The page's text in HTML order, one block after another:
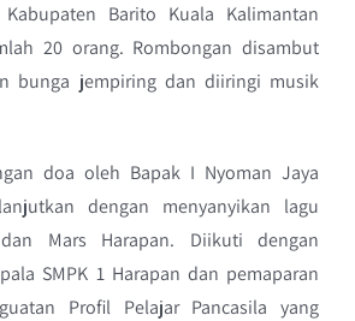
Kabupaten Barito Kuala Kalimantan
20 orang. Rombongan disambut
bunga jempiring dan diiringi musik
doa oleh Bapak I Nyoman Jaya
dengan menyanyikan lagu
Mars Harapan. Diikuti dengan
SMPK 1 Harapan dan pemaparan
Profil Pelajar Pancasila yang